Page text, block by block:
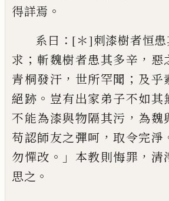
得詳焉 。
系曰 ： [＊]刺漆樹者恒
求 ； 斬魏樹者患其多辛 ， 惡
青桐發汗 ， 世所罕聞 ； 及乎
絕跡 。 豈有出家弟子不如其
不能為漆與物隔其污 ， 為魏
苟認師友之彈呵 ，取令完淨
勿憚改 。」 本教則悔罪 ， 清
思之 。